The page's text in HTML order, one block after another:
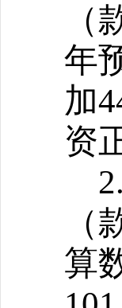
年
加
资
2.
算